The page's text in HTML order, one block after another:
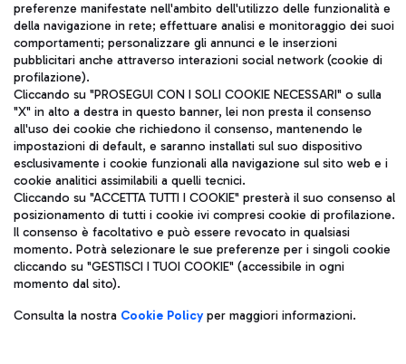
Aeroporti di Roma S.p.A. - Società soggetta a direzione e
coordinamento di Mundys S.p.A.
Codice fiscale e Registro delle Imprese di Roma 13032990155 P.
IVA 06572251004
Capitale sociale 62.224.743,00 int. vers.
Sede legale: Via Pier Paolo Racchetti 1 - 00054 Fiumicino (RM)
telefono +39 06 65951
Privacy policy
Note legali
Mappa sito
Accessibilità
Roma FCO
preferenze manifestate nell'ambito dell'utilizzo delle funzionalità e
della navigazione in rete; effettuare analisi e monitoraggio dei suoi
comportamenti; personalizzare gli annunci e le inserzioni
pubblicitari anche attraverso interazioni social network (cookie di
profilazione).
Cliccando su "PROSEGUI CON I SOLI COOKIE NECESSARI" o sulla
"X" in alto a destra in questo banner, lei non presta il consenso
all'uso dei cookie che richiedono il consenso, mantenendo le
impostazioni di default, e saranno installati sul suo dispositivo
esclusivamente i cookie funzionali alla navigazione sul sito web e i
cookie analitici assimilabili a quelli tecnici.
Cliccando su "ACCETTA TUTTI I COOKIE" presterà il suo consenso al
posizionamento di tutti i cookie ivi compresi cookie di profilazione.
Il consenso è facoltativo e può essere revocato in qualsiasi
momento. Potrà selezionare le sue preferenze per i singoli cookie
cliccando su "GESTISCI I TUOI COOKIE" (accessibile in ogni
momento dal sito).
Consulta la nostra Cookie Policyper maggiori informazioni.